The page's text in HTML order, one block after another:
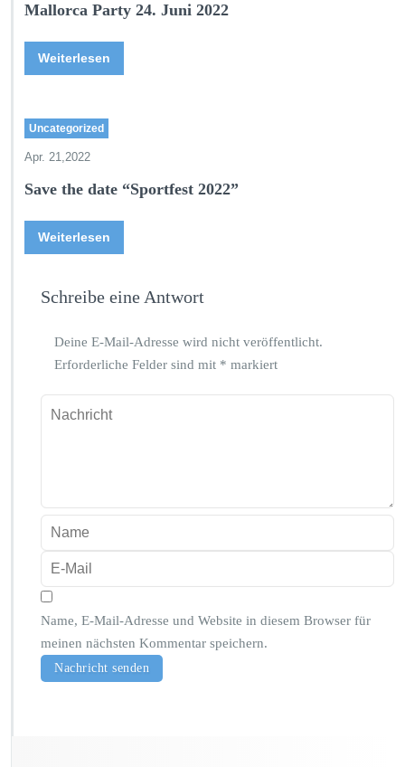
Mallorca Party 24. Juni 2022
Weiterlesen
Uncategorized
Apr. 21,2022
Save the date “Sportfest 2022”
Weiterlesen
Schreibe eine Antwort
Deine E-Mail-Adresse wird nicht veröffentlicht.
Erforderliche Felder sind mit * markiert
Name, E-Mail-Adresse und Website in diesem Browser für
meinen nächsten Kommentar speichern.